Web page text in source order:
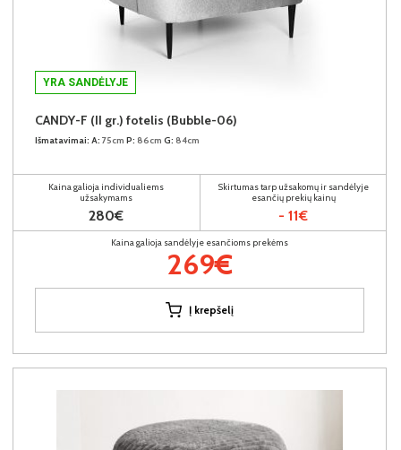
YRA SANDĖLYJE
CANDY-F (II gr.) fotelis (Bubble-06)
Išmatavimai: A: 75cm P: 86cm G: 84cm
Kaina galioja individualiems
užsakymams
280€
Skirtumas tarp užsakomų ir sandėlyje
esančių prekių kainų
- 11€
Kaina galioja sandėlyje esančioms prekėms
269€
Į krepšelį